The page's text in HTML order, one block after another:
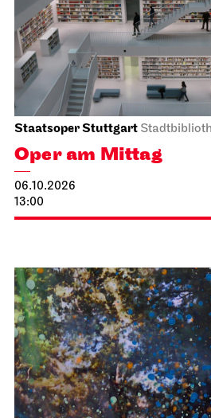
Staatsoper Stuttgart
Oper am Mittag
06.10.2026
13:00